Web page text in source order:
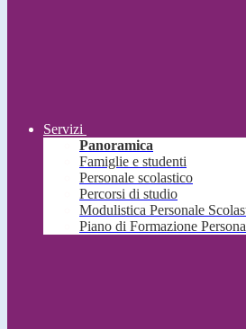
Servizi
Panoramica
Famiglie e studenti
Personale scolastico
Percorsi di studio
Modulistica Personale
Piano di Formazione